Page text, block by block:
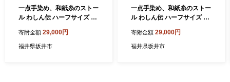
一点手染め、和紙糸のストー
ル わしん伝 ハーフサイズ 1
[B-8601_05]
寄附金額 29,000円
福井県坂井市
一点手染め、和紙糸のストー
ル わしん伝 ハーフサイズ 1
01_06]
寄附金額 29,000円
福井県坂井市